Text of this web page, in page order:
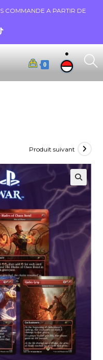
COMMANDE A PARTIR DE
0
Produit suivant